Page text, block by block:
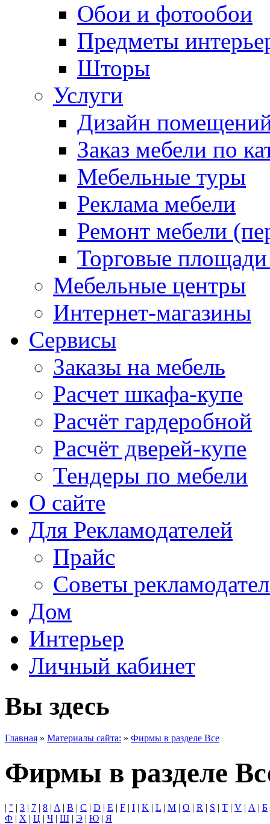
Обои и фотообои
Предметы
Шторы
Услуги
Дизайн
Заказ мебели по
Мебельные туры
Реклама мебели
Ремонт мебели
Торговые
Мебельные центры
Интернет-магазины
Сервисы
Заказы на мебель
Расчет шкафа-купе
Расчёт гардеробной
Расчёт дверей-купе
Тендеры по мебели
О сайте
Для Рекламодателей
Прайс
Советы
Дом
Интерьер
Личный кабинет
Вы здесь
Главная » Материалы сайта: » Фирмы в разделе Все
Фирмы в разделе
| " | 3 | 7 | 8 | A | B | C | D | E | F | I | K | L | M | O | R | S | T | V | А | Б
Ф | Х | Ц | Ч | Ш | Э | Ю | Я